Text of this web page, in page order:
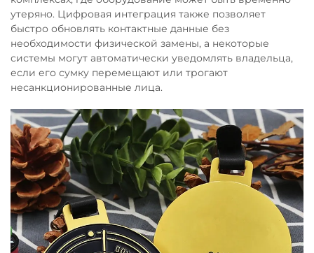
утеряно. Цифровая интеграция также позволяет
быстро обновлять контактные данные без
необходимости физической замены, а некоторые
системы могут автоматически уведомлять владельца,
если его сумку перемещают или трогают
несанкционированные лица.